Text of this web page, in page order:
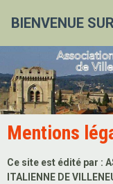
BIENVENUE
Mentions
Ce site est édité par :
ITALIENNE DE